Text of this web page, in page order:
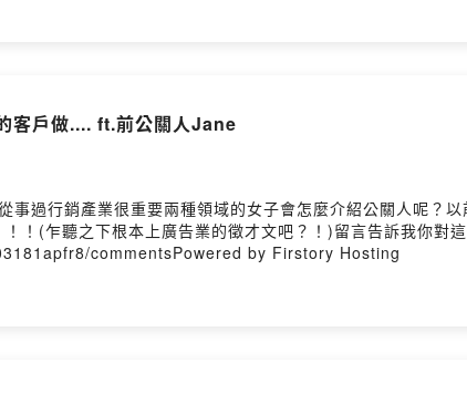
客戶做.... ft.前公關人Jane
過行銷產業很重要兩種領域的女子會怎麼介紹公關人呢？
！(乍聽之下根本上廣告業的徵才文吧？！)留言告訴我你對這
commentsPowered by Firstory Hosting